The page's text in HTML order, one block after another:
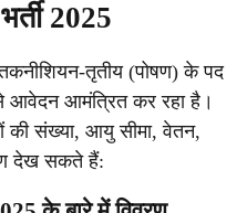
2025
तृतीय (पोषण) के पद
से आवेदन आमंत्रित कर रहा है।
की संख्या, आयु सीमा, वेतन,
देख सकते हैं: